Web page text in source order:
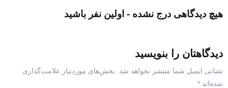
هیچ دیدگاهی درج نشده - اولین نفر باشید
دیدگاهتان را بنویسید
نشانی ایمیل شما منتشر نخواهد شد.
بخش‌های موردنیاز علامت‌گذاری
شده‌اند *